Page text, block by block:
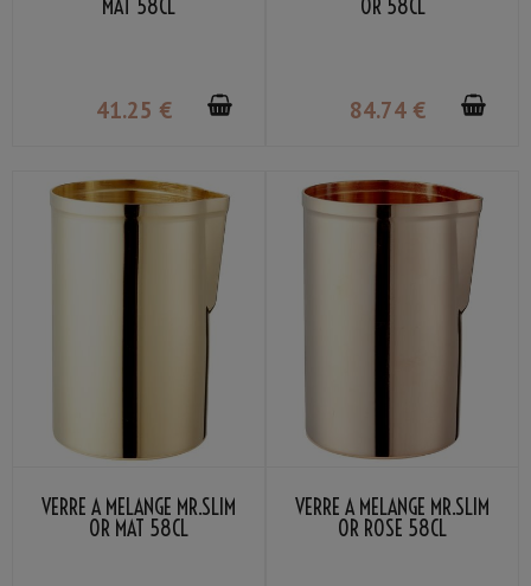
MAT 58CL
41.25 €
OR 58CL
84.74 €
VERRE À MÉLANGE MR.SLIM
OR MAT 58CL
VERRE À MÉLANGE MR.SLIM
OR ROSE 58CL